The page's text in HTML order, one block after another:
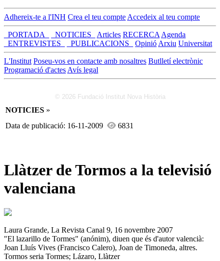
Adhereix-te a l'INH Crea el teu compte Accedeix al teu compte
_PORTADA_ _NOTICIES_ Articles RECERCA Agenda
_ENTREVISTES_
_PUBLICACIONS_ Opinió Arxiu Universitat
L'Institut Poseu-vos en contacte amb nosaltres Butlletí electrònic
Programació d'actes Avís legal
© 2026 Fundació Institut Nova Història
NOTICIES »
Data de publicació: 16-11-2009
6831
Llàtzer de Tormos a la televisió
valenciana
Laura Grande, La Revista Canal 9, 16 novembre 2007
"El lazarillo de Tormes" (anónim), diuen que és d'autor valencià:
Joan Lluís Vives (Francisco Calero), Joan de Timoneda, altres.
Tormos seria Tormes; Lázaro, Llàtzer